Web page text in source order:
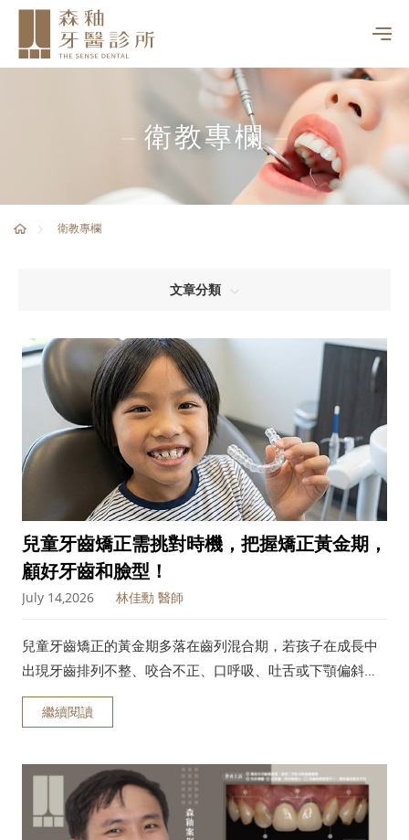
衛教專欄
衛教專欄
文章分類
兒童牙齒矯正需挑對時機，把握矯正黃金期，
顧好牙齒和臉型！
July 14,2026 林佳勳 醫師
兒童牙齒矯正的黃金期多落在齒列混合期，若孩子在成長中
出現牙齒排列不整、咬合不正、口呼吸、吐舌或下顎偏斜等
情況，家長就應盡早讓醫師評估是否需要介入。本文將由森
釉牙醫完整說明兒童牙齒矯正的最佳時機、方式與注意事
繼續閱讀